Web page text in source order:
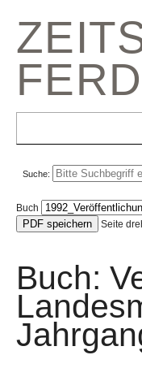
Suche:
Buch
Seite
Buch: